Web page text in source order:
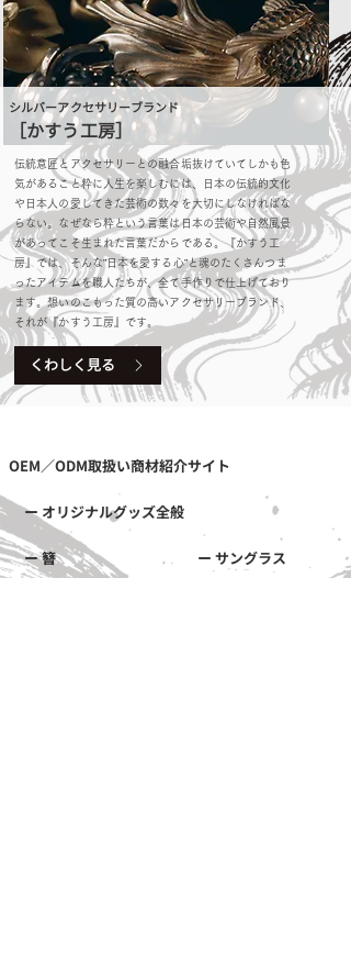
シルバーアクセサリーブランド
［​かすう工房］
伝統意匠とアクセサリーとの融合垢抜けていてしかも色
気があること粋に人生を楽しむには、日本の伝統的文化
や日本人の愛してきた芸術の数々を大切にしなければな
らない。なぜなら粋という言葉は日本の芸術や自然風景
があってこそ生まれた言葉だからである。『かすう工
房』では、そんな”日本を愛する心”と魂のたくさんつま
ったアイテムを職人たちが、全て手作りで仕上げており
ます。想いのこもった質の高いアクセサリーブランド、
それが『かすう工房』です。
くわしく見る
OEM／ODM取扱い商材紹介サイト
ー オリジナルグッズ全般
ー 簪 ー サングラス